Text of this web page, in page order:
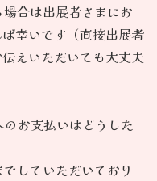
合は出展者さまにお
幸いです（直接出展者
えいただいても大丈夫
お支払いはどうした
していただいており